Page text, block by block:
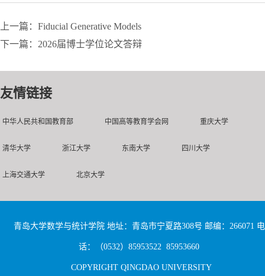
上一篇：Fiducial Generative Models
下一篇：2026届博士学位论文答辩
友情链接
中华人民共和国教育部 中国高等教育学会网 重庆大学
清华大学 浙江大学 东南大学 四川大学
上海交通大学 北京大学
青岛大学数学与统计学院 地址：青岛市宁夏路308号 邮编：266071 电
话：（0532）85953522 85953660
COPYRIGHT QINGDAO UNIVERSITY